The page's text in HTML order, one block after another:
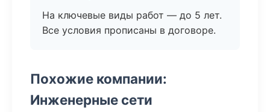
На ключевые виды работ — до 5 лет.
Все условия прописаны в договоре.
Похожие компании:
Инженерные сети